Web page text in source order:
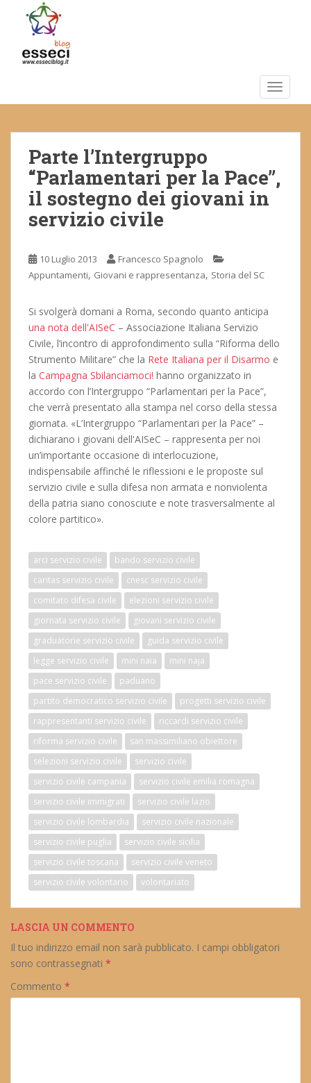
m
Parte l’Intergruppo
“Parlamentari per la Pace”,
il sostegno dei giovani in
servizio civile
10 Luglio 2013
Francesco Spagnolo
Appuntamenti, Giovani e rappresentanza, Storia del SC
Si svolgerà domani a Roma, secondo quanto anticipa
una nota dell'AISeC – Associazione Italiana Servizio
Civile, l’incontro di approfondimento sulla “Riforma dello
Strumento Militare” che la Rete Italiana per il Disarmo e
la Campagna Sbilanciamoci! hanno organizzato in
accordo con l’Intergruppo “Parlamentari per la Pace”,
che verrà presentato alla stampa nel corso della stessa
giornata. «L’Intergruppo “Parlamentari per la Pace” –
dichiarano i giovani dell'AISeC – rappresenta per noi
un’importante occasione di interlocuzione,
indispensabile affinché le riflessioni e le proposte sul
servizio civile e sulla difesa non armata e nonviolenta
della patria siano conosciute e note trasversalmente al
colore partitico».
arci servizio civile
bando servizio civile
caritas servizio civile
cnesc servizio civile
comitato difesa civile
elezioni servizio civile
giornata servizio civile
giovani servizio civile
graduatorie servizio civile
guida servizio civile
legge servizio civile
mini naia
mini naja
pace servizio civile
paduano
partito democratico servizio civile
progetti servizio civile
rappresentanti servizio civile
riccardi servizio civile
riforma servizio civile
san massimiliano obiettore
selezioni servizio civile
servizio civile
servizio civile campania
servizio civile emilia romagna
servizio civile immigrati
servizio civile lazio
servizio civile lombardia
servizio civile nazionale
servizio civile puglia
servizio civile sicilia
servizio civile toscana
servizio civile veneto
servizio civile volontario
volontariato
LASCIA UN COMMENTO
Il tuo indirizzo email non sarà pubblicato. I campi obbligatori
sono contrassegnati *
Commento *